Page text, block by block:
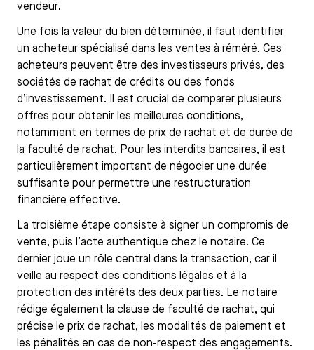
vendeur.
Une fois la valeur du bien déterminée, il faut identifier
un acheteur spécialisé dans les ventes à réméré. Ces
acheteurs peuvent être des investisseurs privés, des
sociétés de rachat de crédits ou des fonds
d’investissement. Il est crucial de comparer plusieurs
offres pour obtenir les meilleures conditions,
notamment en termes de prix de rachat et de durée de
la faculté de rachat. Pour les interdits bancaires, il est
particulièrement important de négocier une durée
suffisante pour permettre une restructuration
financière effective.
La troisième étape consiste à signer un compromis de
vente, puis l’acte authentique chez le notaire. Ce
dernier joue un rôle central dans la transaction, car il
veille au respect des conditions légales et à la
protection des intérêts des deux parties. Le notaire
rédige également la clause de faculté de rachat, qui
précise le prix de rachat, les modalités de paiement et
les pénalités en cas de non-respect des engagements.